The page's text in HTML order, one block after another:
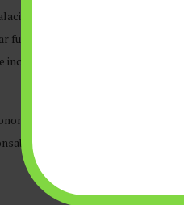
Experiencia Sustentable de
fue construido con madera
incorporar materiales
circular mediante la
a través de actividades